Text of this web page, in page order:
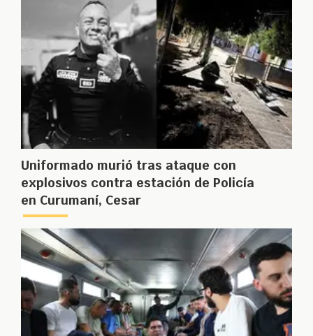
Uniformado murió tras ataque con
explosivos contra estación de Policía
en Curumaní, Cesar